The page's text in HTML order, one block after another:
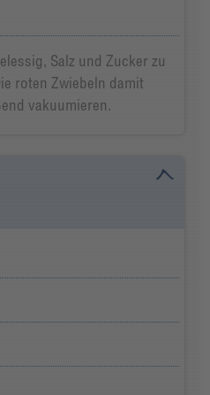
Salz und Zucker zu
roten Zwiebeln damit
vakuumieren.